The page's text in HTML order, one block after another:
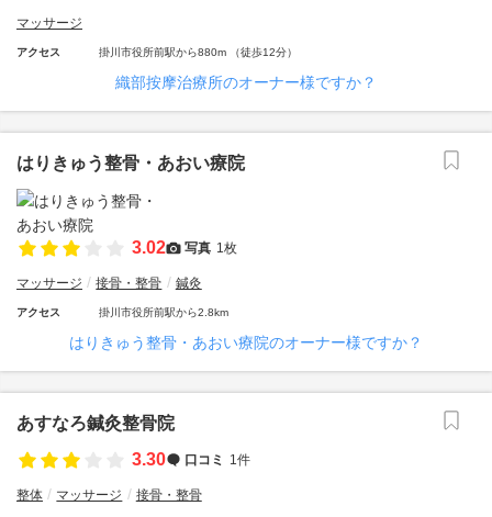
マッサージ
アクセス 掛川市役所前駅から880m （徒歩12分）
織部按摩治療所のオーナー様ですか？
はりきゅう整骨・あおい療院
3.02 写真 1枚
マッサージ 接骨・整骨 鍼灸
アクセス 掛川市役所前駅から2.8km
はりきゅう整骨・あおい療院のオーナー様ですか？
あすなろ鍼灸整骨院
3.30
口コミ 1件
整体 マッサージ 接骨・整骨